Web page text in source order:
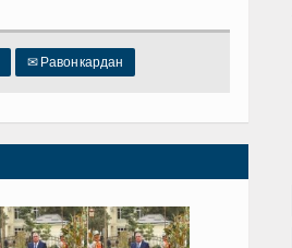
✉ Равон кардан